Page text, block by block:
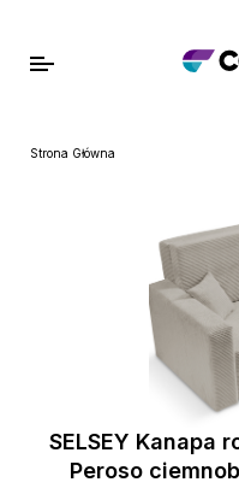
Strona Główna
SELSEY Kanapa
Peroso